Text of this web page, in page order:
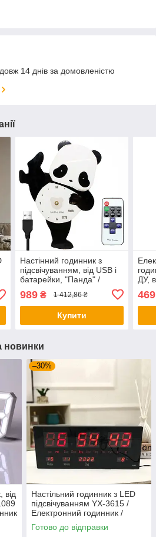
14 днів за домовленістю
Настінний годинник з
підсвічуванням, від USB і
батарейки, "Панда" /
Настінний годинник з LED
підсвічуванням / Годинник
на стіну
989₴ 1 412,86 ₴
Купити
ДУ,
469
новинки
від
–30%
Настільний годинник з LED
підсвічуванням YX-3615 /
Електронний годинник /
Годинник з термометром і
будильником
Готово до відправки